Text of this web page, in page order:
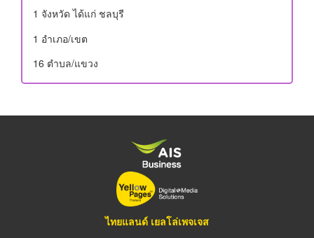
1 จังหวัด ได้แก่ ชลบุรี
1 อําเภอ/เขต
16 ตำบล/แขวง
ไทยแลนด์ เยลโล่เพจเจส